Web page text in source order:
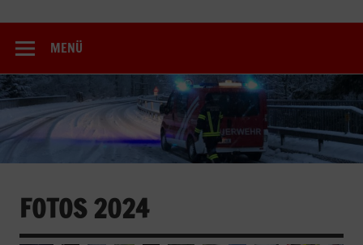
MENÜ
FOTOS 2024